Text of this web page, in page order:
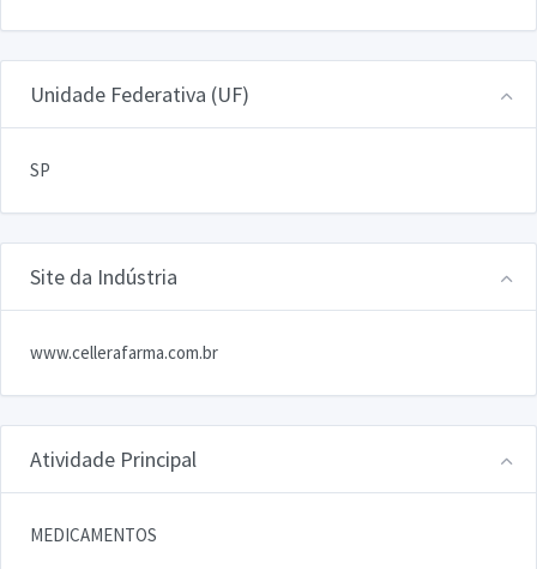
Unidade Federativa (UF)
SP
Site da Indústria
www.cellerafarma.com.br
Atividade Principal
MEDICAMENTOS